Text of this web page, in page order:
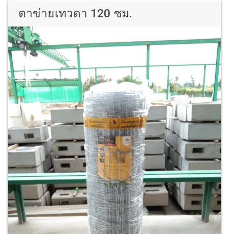
ตาข่ายเทวดา 120 ซม.